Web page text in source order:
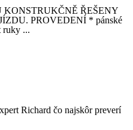
KONSTRUKČNĚ ŘEŠENY
PROVEDENÍ * pánské
...
Richard čo najskôr preverí